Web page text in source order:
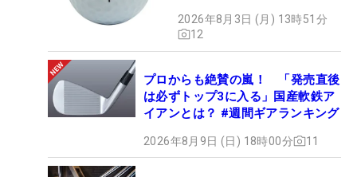
2026年8月3日 (月) 13時51分
12
プロからも絶賛の嵐！ 「発売直後
は必ずトップ3に入る」国産軟鉄ア
イアンとは？ #週間ギアランキング
2026年8月9日 (日) 18時00分 11